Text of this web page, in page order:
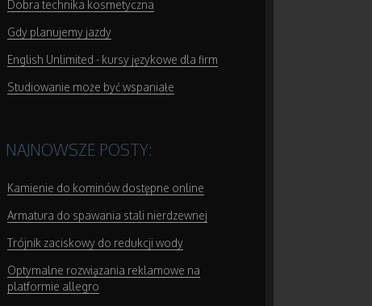
Dobra technika kosmetyczna
Gdy planujemy jazdy
English Unlimited - kursy językowe dla firm
Studiowanie może być wspaniałe
NAJNOWSZE POSTY:
Kamienie do kominów dostępne online
Armatura do spawania stali nierdzewnej
Trójnik zaciskowy do redukcji wody
Optymalne rozwiązania reklamowe na
platformie allegro